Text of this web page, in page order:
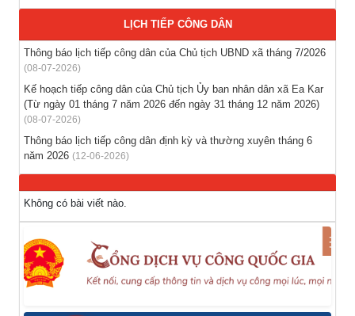
Thông báo hỗ trợ tư vấn, tuyển dụng lao động đi làm việc ở
nước ngoài theo hợp đồng
(28-07-2026)
Thông báo tuyển lao động Việt Nam vào các vị trí dự kiến
tuyển dụng người lao động nước ngoài
(28-07-2026)
LỊCH TIẾP CÔNG DÂN
Thông báo lịch tiếp công dân của Chủ tịch UBND xã tháng 7/2026
(08-07-2026)
Kế hoạch tiếp công dân của Chủ tịch Ủy ban nhân dân xã Ea Kar
(Từ ngày 01 tháng 7 năm 2026 đến ngày 31 tháng 12 năm 2026)
(08-07-2026)
Thông báo lịch tiếp công dân định kỳ và thường xuyên tháng 6
năm 2026 (12-06-2026)
Không có bài viết nào.